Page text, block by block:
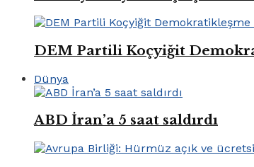
DEM Partili Koçyiğit
Dünya
ABD İran’a 5 saat saldırdı